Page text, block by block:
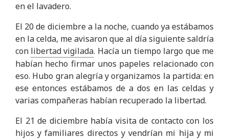
en el lavadero.
El 20 de diciembre a la noche, cuando ya estábamos
en la celda, me avisaron que al día siguiente saldría
con libertad vigilada. Hacía un tiempo largo que me
habían hecho firmar unos papeles relacionado con
eso. Hubo gran alegría y organizamos la partida: en
ese entonces estábamos de a dos en las celdas y
varias compañeras habían recuperado la libertad.
El 21 de diciembre había visita de contacto con los
hijos y familiares directos y vendrían mi hija y mi